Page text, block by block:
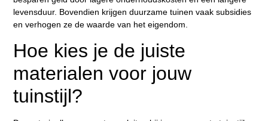
levensduur. Bovendien krijgen duurzame tuinen vaak subsidies
en verhogen ze de waarde van het eigendom.
Hoe kies je de juiste
materialen voor jouw
tuinstijl?